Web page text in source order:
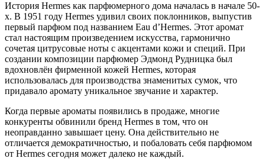
История Hermes как парфюмерного дома началась в начале 50-
х. В 1951 году Hermes удивил своих поклонников, выпустив
первый парфюм под названием Eau d’Hermes. Этот аромат
стал настоящим произведением искусства, гармонично
сочетая цитрусовые ноты с акцентами кожи и специй. При
создании композиции парфюмер Эдмонд Рудницка был
вдохновлён фирменной кожей Hermes, которая
использовалась для производства знаменитых сумок, что
придавало аромату уникальное звучание и характер.
Когда первые ароматы появились в продаже, многие
конкуренты обвинили бренд Hermes в том, что он
неоправданно завышает цену. Она действительно не
отличается демократичностью, и побаловать себя парфюмом
от Hermes сегодня может далеко не каждый.